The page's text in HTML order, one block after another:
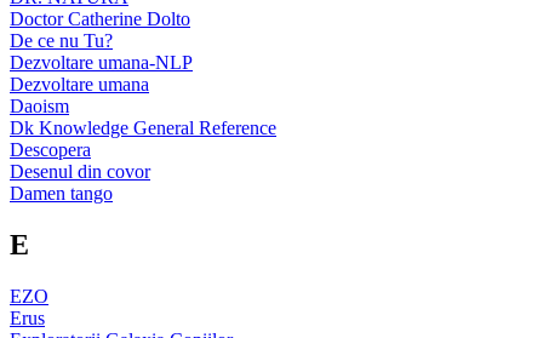
Doctor Catherine Dolto
De ce nu Tu?
Dezvoltare umana-NLP
Dezvoltare umana
Daoism
Dk Knowledge General Reference
Descopera
Desenul din covor
Damen tango
E
EZO
Erus